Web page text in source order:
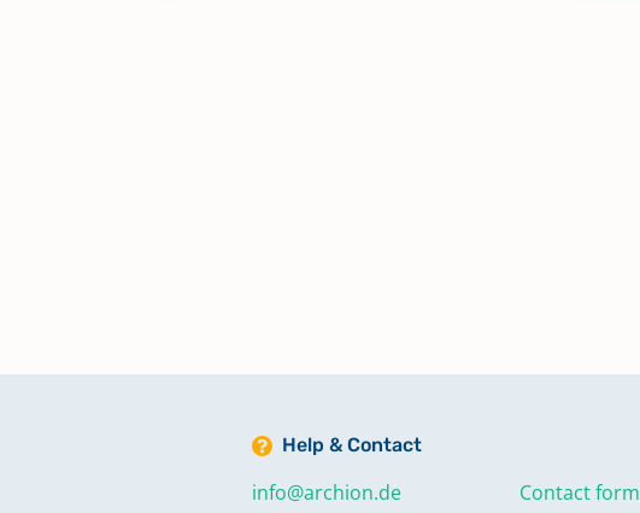
Trauungen 1897-1898
Help & Contact
info@archion.de Contact form